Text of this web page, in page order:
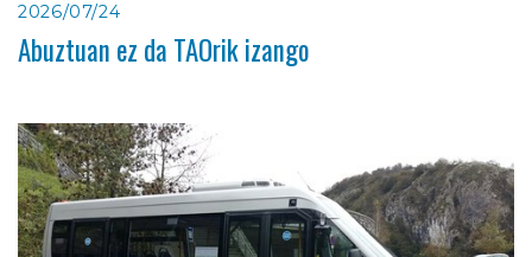
2026/07/24
Abuztuan ez da TAOrik izango